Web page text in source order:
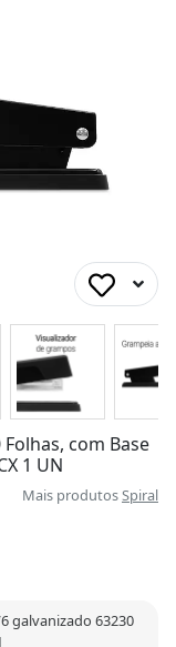
com Base
1 UN
Mais produtosSpiral
galvanizado 63230